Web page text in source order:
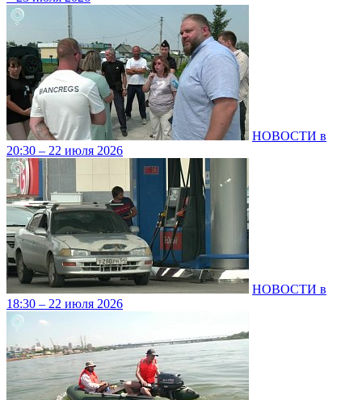
НОВОСТИ в
20:30 – 22 июля 2026
НОВОСТИ в
18:30 – 22 июля 2026